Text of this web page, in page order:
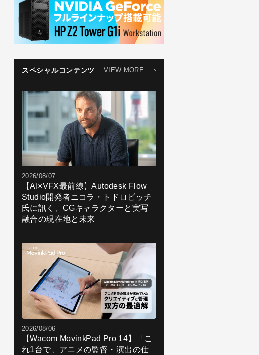
スペシャルコンテンツ VIEW MORE
2026/08/07
【AI×VFX最前線】Autodesk Flow
Studio開発者ニコラ・トドロビッチ
氏に訊く、CGキャラクターと実写
融合の現在地と未来
2026/08/06
【Wacom MovinkPad Pro 14】「こ
れ1台で、アニメの監督・演出の仕